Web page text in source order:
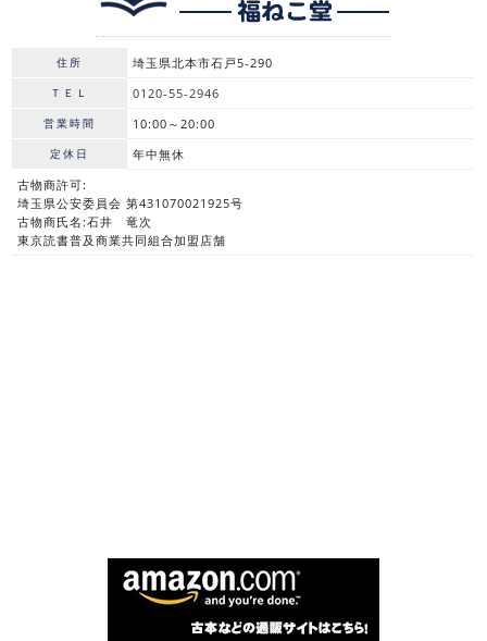
住所 埼玉県北本市石戸5-290
ＴＥＬ 0120-55-2946
営業時間 10:00～20:00
定休日
年中無休
古物商許可:
埼玉県公安委員会 第431070021925号
古物商氏名:石井 竜次
東京読書普及商業共同組合加盟店舗